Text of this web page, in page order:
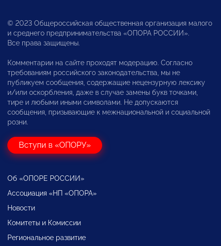
© 2023 Общероссийская общественная организация малого
и среднего предпринимательства «ОПОРА РОССИИ».
Все права защищены.
Комментарии на сайте проходят модерацию. Согласно
требованиям российского законодательства, мы не
публикуем сообщения, содержащие нецензурную лексику
и/или оскорбления, даже в случае замены букв точками,
тире и любыми иными символами. Не допускаются
сообщения, призывающие к межнациональной и социальной
розни.
Вступи в «ОПОРУ»
Об «ОПОРЕ РОССИИ»
Ассоциация «НП «ОПОРА»
Новости
Комитеты и Комиссии
Региональное развитие